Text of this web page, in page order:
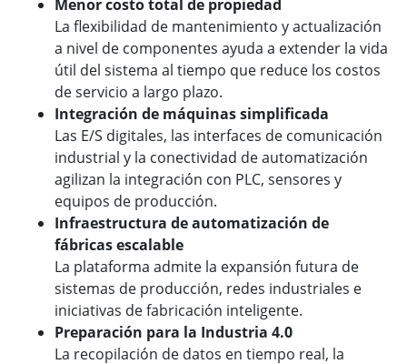
Menor costo total de propiedad
La flexibilidad de mantenimiento y actualización
a nivel de componentes ayuda a extender la vida
útil del sistema al tiempo que reduce los costos
de servicio a largo plazo.
Integración de máquinas simplificada
Las E/S digitales, las interfaces de comunicación
industrial y la conectividad de automatización
agilizan la integración con PLC, sensores y
equipos de producción.
Infraestructura de automatización de
fábricas escalable
La plataforma admite la expansión futura de
sistemas de producción, redes industriales e
iniciativas de fabricación inteligente.
Preparación para la Industria 4.0
La recopilación de datos en tiempo real, la